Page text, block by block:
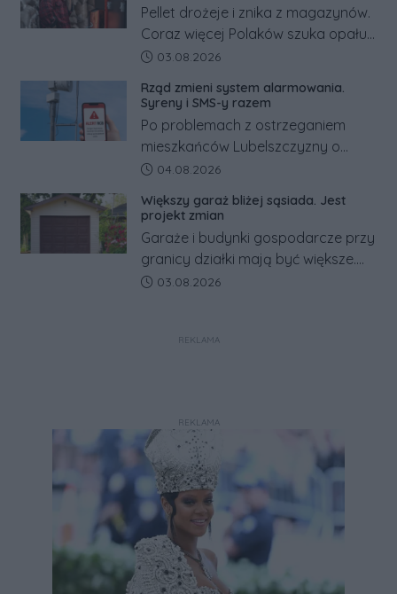
Pellet drożeje i znika z magazynów.
Coraz więcej Polaków szuka opału
za granicą, gdzie bywa nawet
Co się dzieje?
Data dodania artykułu:
03.08.2026
Rząd zmieni system alarmowania.
Syreny i SMS-y razem
Po problemach z ostrzeganiem
mieszkańców Lubelszczyzny o
rosyjskim zagrożeniu rząd
alarmowych, alertów RCB i aplikacji
w jeden system.
Data dodania artykułu:
04.08.2026
Większy garaż bliżej sąsiada. Jest
projekt zmian
Garaże i budynki gospodarcze przy
granicy działki mają być większe.
Projekt zaostrza też zasady
Data dodania artykułu:
03.08.2026
REKLAMA
REKLAMA